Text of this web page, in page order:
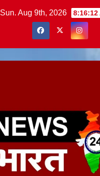
Sun. Aug 9th, 2026 8:16:13